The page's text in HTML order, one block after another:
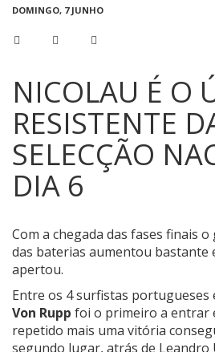
DOMINGO, 7 JUNHO
NICOLAU É O
RESISTENTE
SELECÇÃO
DIA 6
Com a chegada das fases finais
das baterias aumentou bastante
apertou.
Entre os 4 surfistas portugueses
Von Rupp foi o primeiro a entrar
repetido mais uma vitória
segundo lugar, atrás de Leandro